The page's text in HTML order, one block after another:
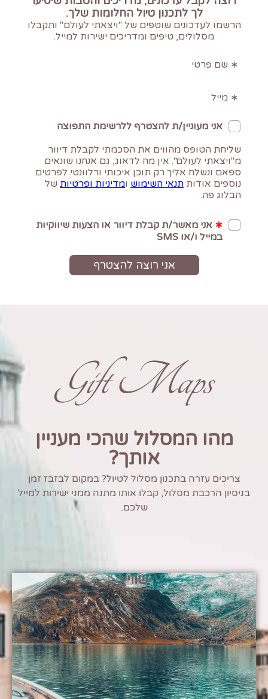
Gift Maps
מהו המסלול שהכי מעניין
אותך?
צריכים עזרה בתכנון מסלול לטיול? במקום לבזבז זמן
בניסיון הרכבת מסלול, קבלו אותו מתנה ממני ישירות למייל
שלכם.
שוויץ